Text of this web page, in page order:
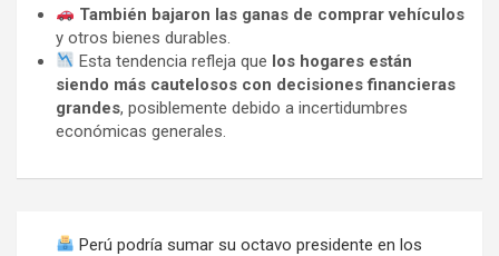
También bajaron las ganas de comprar vehículos
y otros bienes durables.
Esta tendencia refleja que los hogares están
siendo más cautelosos con decisiones financieras
grandes, posiblemente debido a incertidumbres
económicas generales.
Perú podría sumar su octavo presidente en los